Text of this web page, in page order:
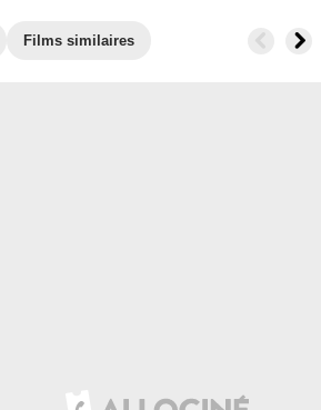
Films similaires